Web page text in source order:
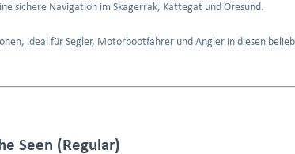
sichere Navigation im Skagerrak, Kattegat und Öresund.
ideal für Segler, Motorbootfahrer und Angler in diesen
Seen (Regular)